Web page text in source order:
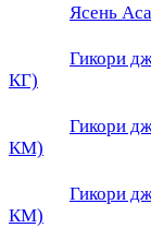
Ясень
Гикори
КГ)
Гикори
КМ)
Гикори
КМ)